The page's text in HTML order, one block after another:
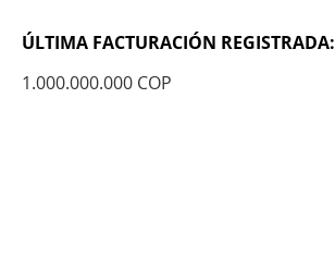
ÚLTIMA FACTURACIÓN REGISTRADA:
1.000.000.000 COP